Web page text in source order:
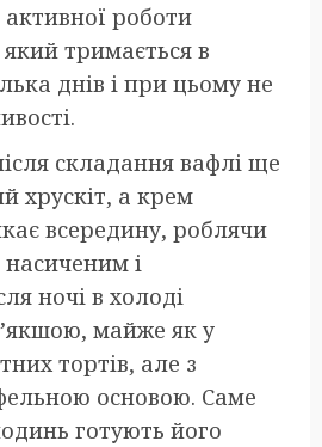
активної роботи
який тримається в
днів і при цьому не
складання вафлі ще
хрускіт, а крем
всередину, роблячи
і
ночі в холоді
майже як у
тортів, але з
основою. Саме
готують його